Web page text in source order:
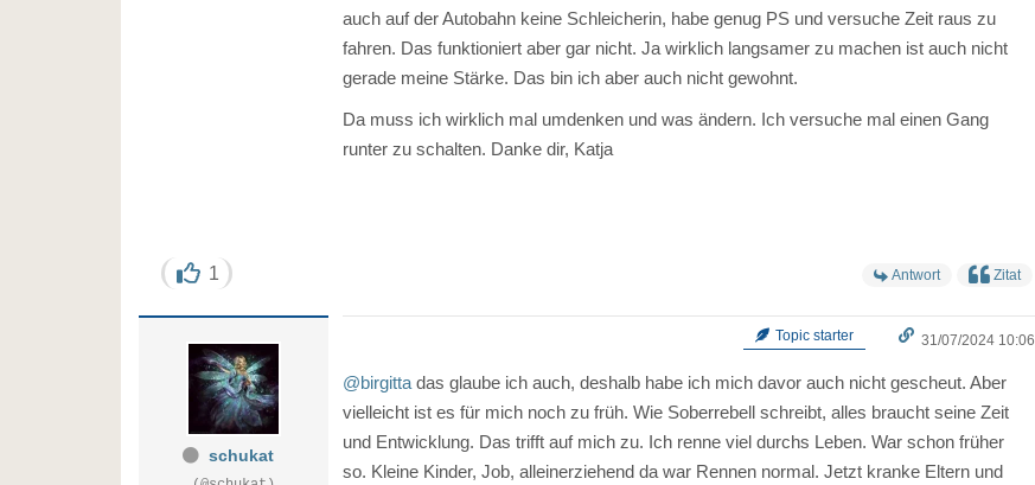
auch auf der Autobahn keine Schleicherin, habe genug PS und versuche Zeit raus zu
fahren. Das funktioniert aber gar nicht. Ja wirklich langsamer zu machen ist auch nicht
gerade meine Stärke. Das bin ich aber auch nicht gewohnt.
Da muss ich wirklich mal umdenken und was ändern. Ich versuche mal einen Gang
runter zu schalten. Danke dir, Katja
1 Antwort Zitat
schukat
Topic starter 31/07/2024 10:06
@birgittadas glaube ich auch, deshalb habe ich mich davor auch nicht gescheut. Aber
vielleicht ist es für mich noch zu früh. Wie Soberrebell schreibt, alles braucht seine Zeit
und Entwicklung. Das trifft auf mich zu. Ich renne viel durchs Leben. War schon früher
so. Kleine Kinder, Job, alleinerziehend da war Rennen normal. Jetzt kranke Eltern und